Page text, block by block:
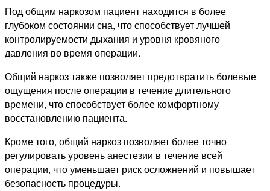
Под общим наркозом пациент находится в более
глубоком состоянии сна, что способствует лучшей
контролируемости дыхания и уровня кровяного
давления во время операции.
Общий наркоз также позволяет предотвратить болевые
ощущения после операции в течение длительного
времени, что способствует более комфортному
восстановлению пациента.
Кроме того, общий наркоз позволяет более точно
регулировать уровень анестезии в течение всей
операции, что уменьшает риск осложнений и повышает
безопасность процедуры.